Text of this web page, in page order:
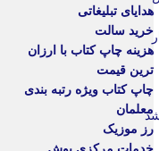
هزار
هدایای تبلیغاتی
خرید سالت
هزینه چاپ کتاب با ارزان
ترین قیمت
چاپ کتاب ویژه رتبه بندی
معلمان
رز موزیک